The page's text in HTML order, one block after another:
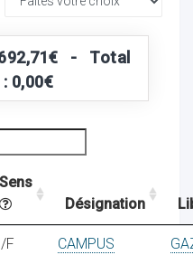
- Total
0,00€
Sens
Désignation
F CAMPUS